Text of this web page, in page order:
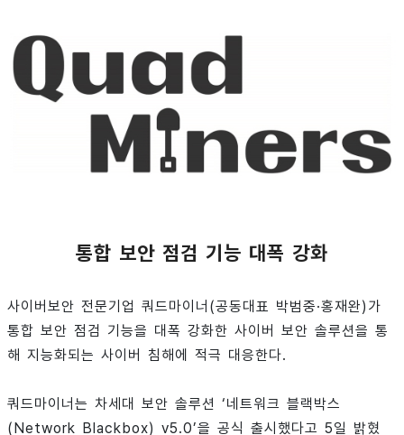
통합 보안 점검 기능 대폭 강화
사이버보안 전문기업 쿼드마이너(공동대표 박범중·홍재완)가
통합 보안 점검 기능을 대폭 강화한 사이버 보안 솔루션을 통
해 지능화되는 사이버 침해에 적극 대응한다.
쿼드마이너는 차세대 보안 솔루션 ‘네트워크 블랙박스
(Network Blackbox) v5.0’을 공식 출시했다고 5일 밝혔